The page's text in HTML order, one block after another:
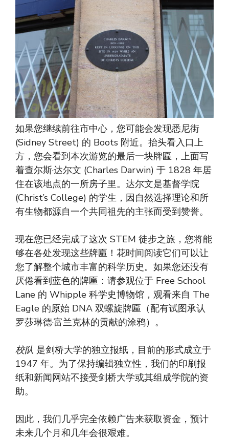
如果您继续前往市中心，您可能会发现悉尼街
(Sidney Street) 的 Boots 附近。抬头看入口上
方，您会看到本次游览的最后一块牌匾，上面写
着查尔斯·达尔文 (Charles Darwin) 于 1828 年居
住在该地点的一所房子里。达尔文是基督学院
(Christ’s College) 的学生，因自然选择理论和所
有生物都源自一个共同祖先的主张而受到赞誉。
现在您已经完成了这次 STEM 徒步之旅，您将能
够在各处发现这些牌匾！花时间阅读它们可以让
您了解整个城市丰富的科学历史。如果您还没有
厌倦看到蓝色的牌匾：请参观位于 Free School
Lane 的 Whipple 科学史博物馆，观看来自 The
Eagle 的原始 DNA 双螺旋牌匾（配有试图承认
罗莎琳德·富兰克林的贡献的涂鸦）。
校队 是剑桥大学的独立报纸，目前的形式成立于
1947 年。为了保持编辑独立性，我们的印刷报
纸和新闻网站不接受剑桥大学或其组成学院的资
助。
因此，我们几乎完全依赖广告来获取资金，预计
未来几个月和几年会很艰难。